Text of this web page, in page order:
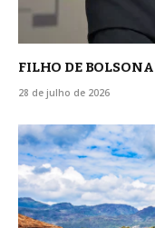
FILHO DE
28 de julho de 2026